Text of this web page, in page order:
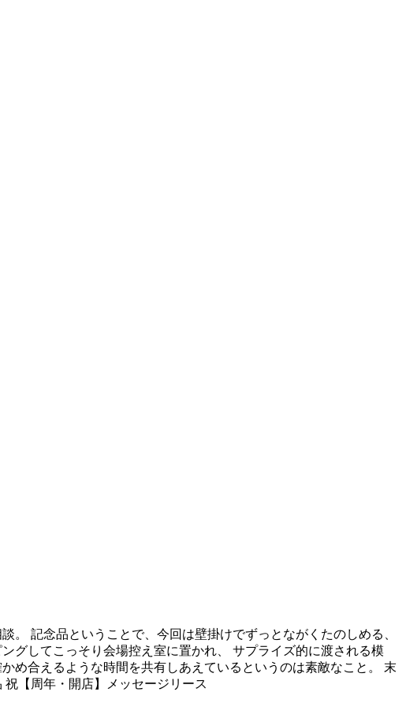
記念品ということで、今回は壁掛けでずっとながくたのしめる、
グしてこっそり会場控え室に置かれ、 サプライズ的に渡される模
め合えるような時間を共有しあえているというのは素敵なこと。 末
【周年・開店】メッセージリース